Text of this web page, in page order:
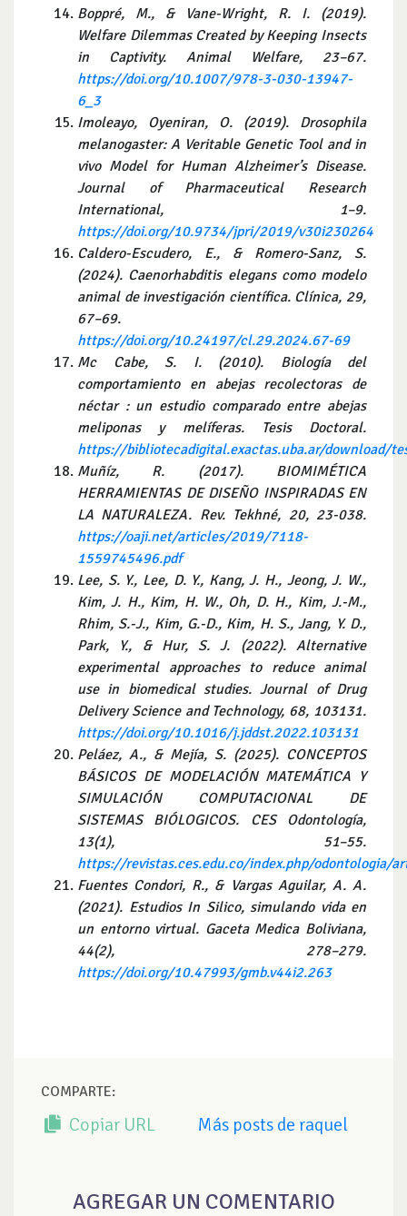
Boppré, M., & Vane-Wright, R. I. (2019).
Welfare Dilemmas Created by Keeping Insects
in Captivity. Animal Welfare, 23–67.
https://doi.org/10.1007/978-3-030-13947-
6_3
Imoleayo, Oyeniran, O. (2019). Drosophila
melanogaster: A Veritable Genetic Tool and in
vivo Model for Human Alzheimer’s Disease.
Journal of Pharmaceutical Research
International, 1–9.
https://doi.org/10.9734/jpri/2019/v30i230264
Caldero-Escudero, E., & Romero-Sanz, S.
(2024). Caenorhabditis elegans como modelo
animal de investigación científica. Clínica, 29,
67–69.
https://doi.org/10.24197/cl.29.2024.67-69
Mc Cabe, S. I. (2010). Biología del
comportamiento en abejas recolectoras de
néctar : un estudio comparado entre abejas
meliponas y melíferas. Tesis Doctoral.
https://bibliotecadigital.exactas.uba.ar/download/
Muñíz, R. (2017). BIOMIMÉTICA
HERRAMIENTAS DE DISEÑO INSPIRADAS EN
LA NATURALEZA. Rev. Tekhné, 20, 23-038.
https://oaji.net/articles/2019/7118-
1559745496.pdf
Lee, S. Y., Lee, D. Y., Kang, J. H., Jeong, J. W.,
Kim, J. H., Kim, H. W., Oh, D. H., Kim, J.-M.,
Rhim, S.-J., Kim, G.-D., Kim, H. S., Jang, Y. D.,
Park, Y., & Hur, S. J. (2022). Alternative
experimental approaches to reduce animal
use in biomedical studies. Journal of Drug
Delivery Science and Technology, 68, 103131.
https://doi.org/10.1016/j.jddst.2022.103131
Peláez, A., & Mejía, S. (2025). CONCEPTOS
BÁSICOS DE MODELACIÓN MATEMÁTICA Y
SIMULACIÓN COMPUTACIONAL DE
SISTEMAS BIÓLOGICOS. CES Odontología,
13(1), 51–55.
https://revistas.ces.edu.co/index.php/odontologia/
Fuentes Condori, R., & Vargas Aguilar, A. A.
(2021). Estudios In Silico, simulando vida en
un entorno virtual. Gaceta Medica Boliviana,
44(2), 278–279.
https://doi.org/10.47993/gmb.v44i2.263
COMPARTE:
Copiar URL Más posts de raquel
AGREGAR UN COMENTARIO